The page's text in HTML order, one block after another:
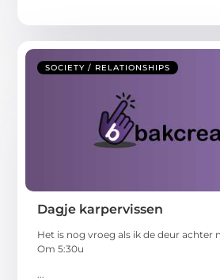
SOCIETY / RELATIONSHIPS
Dagje karpervissen
Het is nog vroeg als ik de deur achter
Om 5:30u
...